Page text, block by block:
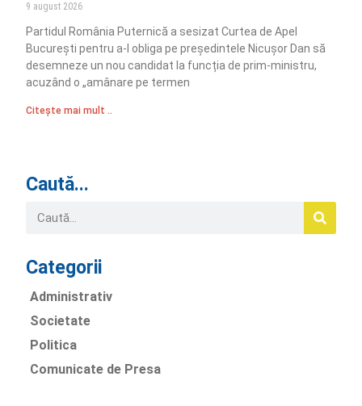
9 august 2026
Partidul România Puternică a sesizat Curtea de Apel
București pentru a-l obliga pe președintele Nicușor Dan să
desemneze un nou candidat la funcția de prim-ministru,
acuzând o „amânare pe termen
Citește mai mult ..
Caută...
Categorii
Administrativ
Societate
Politica
Comunicate de Presa